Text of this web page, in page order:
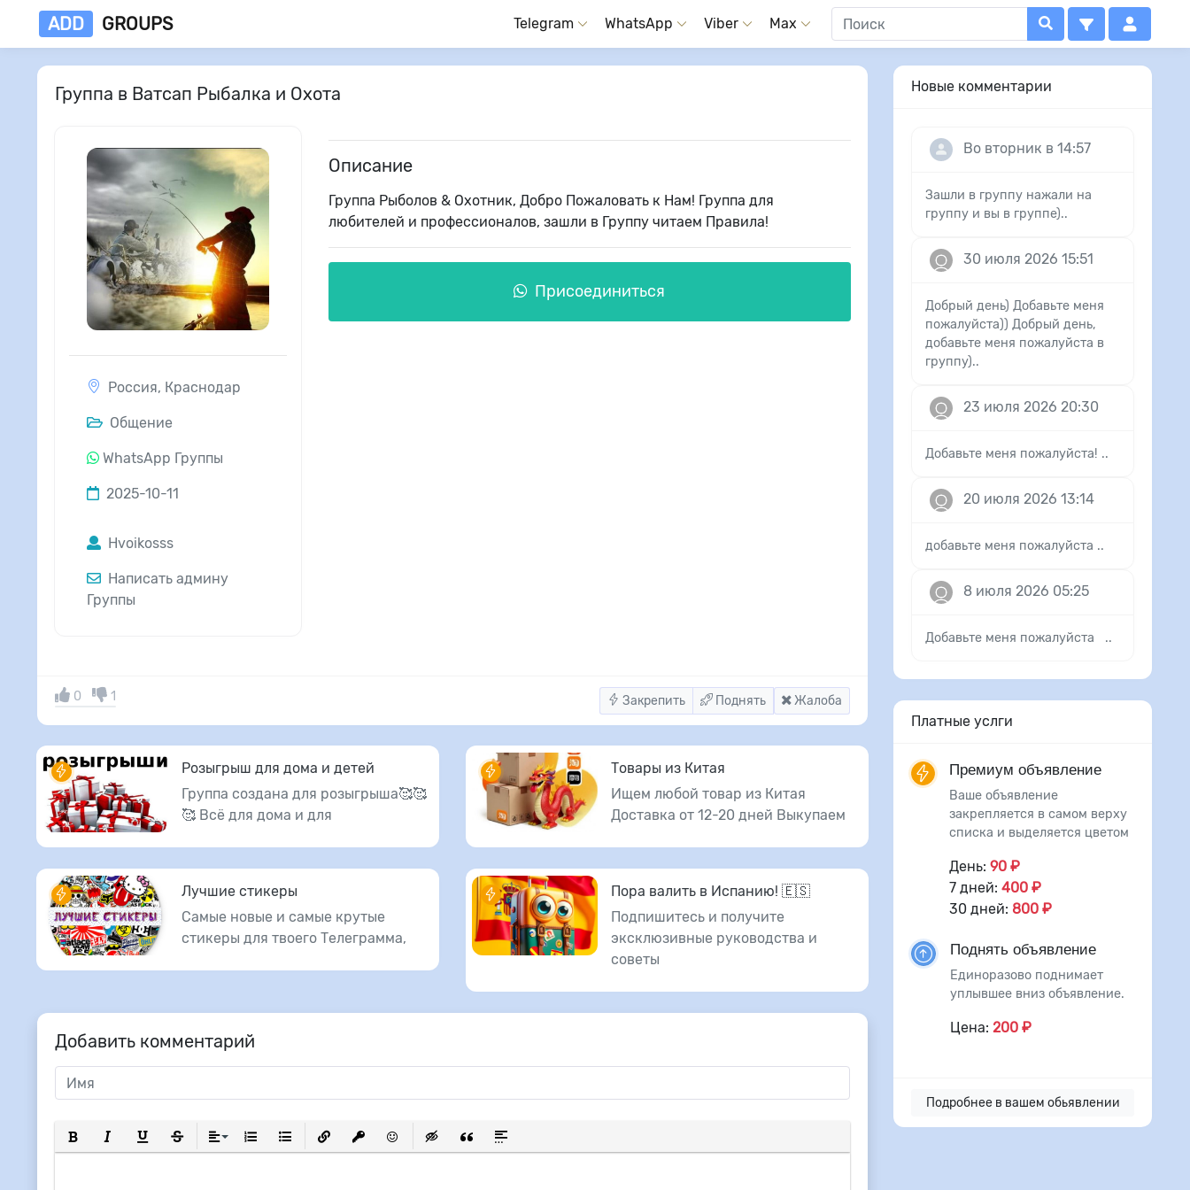
ADD GROUPS Telegram WhatsApp Viber Max
Группа в Ватсап Рыбалка и Охота
Россия, Краснодар
Общение
WhatsApp Группы
2025-10-11
Hvoikosss
Написать админу
Группы
Описание
Группа Рыболов & Охотник, Добро Пожаловать к Нам! Группа для
любителей и профессионалов, зашли в Группу читаем Правила!
Присоединиться
Закрепить Поднять Жалоба
0 1
Розыгрыш для дома и детей
Группа создана для розыгрыша🥰🥰
🥰 Всё для дома и для
Товары из Китая
Ищем любой товар из Китая
Доставка от 12-20 дней Выкупаем
Лучшие стикеры
Самые новые и самые крутые
стикеры для твоего Телеграмма,
Пора валить в Испанию! 🇪🇸
Подпишитесь и получите
эксклюзивные руководства и
советы
Добавить комментарий
Полужирный
КурсивПодчеркнутый
ЗачеркнутыйВыравнивание
Нумерованный список
Маркированный список
Вставить ссылку
Вставить защищенную ссылку
Вставить смайлик
Вставка скрытого текста
Вставка цитаты
Вставка спойлера
Новые комментарии
Во вторник в 14:57
Зашли в группу нажали на
группу и вы в группе)..
30 июля 2026 15:51
Добрый день) Добавьте меня
пожалуйста)) Добрый день,
добавьте меня пожалуйста в
группу)..
23 июля 2026 20:30
Добавьте меня пожалуйста! ..
20 июля 2026 13:14
добавьте меня пожалуйста ..
8 июля 2026 05:25
Добавьте меня пожалуйста ..
Платные услги
Премиум объявление
Ваше объявление
закрепляется в самом верху
списка и выделяется цветом
День: 90 ₽
7 дней: 400 ₽
30 дней: 800 ₽
Поднять объявление
Единоразово поднимает
уплывшее вниз объявление.
Цена: 200 ₽
Подробнее в вашем обьявлении